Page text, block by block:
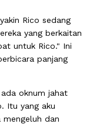
Rico sedang
yang berkaitan
untuk Rico." Ini
panjang
oknum jahat
Itu yang aku
mengeluh dan